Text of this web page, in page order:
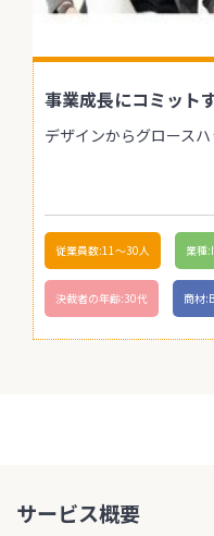
事業成長にコミット
デザインからグロース
従業員数:11〜30人 業種
決裁者の年齢:30代 商材
サービス概要